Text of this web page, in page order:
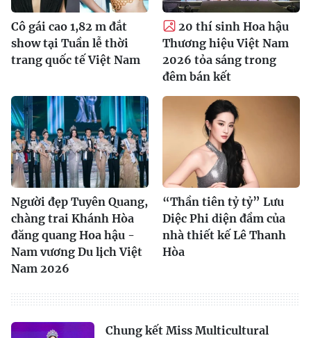
Cô gái cao 1,82 m đắt
show tại Tuần lễ thời
trang quốc tế Việt Nam
20 thí sinh Hoa hậu
Thương hiệu Việt Nam
2026 tỏa sáng trong
đêm bán kết
Người đẹp Tuyên Quang,
chàng trai Khánh Hòa
đăng quang Hoa hậu -
Nam vương Du lịch Việt
Nam 2026
“Thần tiên tỷ tỷ” Lưu
Diệc Phi diện đầm của
nhà thiết kế Lê Thanh
Hòa
Chung kết Miss Multicultural